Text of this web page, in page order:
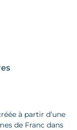
à partir d’une
de Franc dans